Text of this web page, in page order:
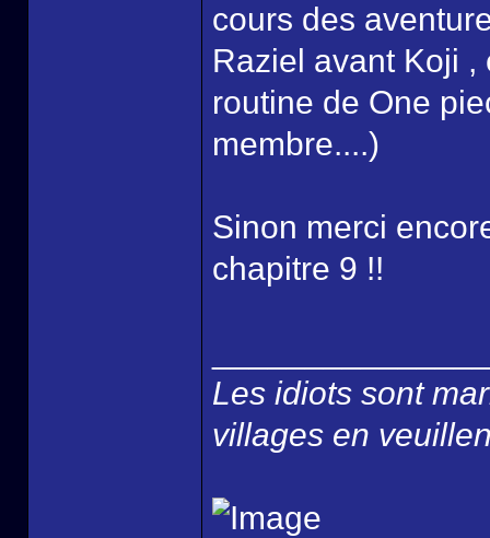
cours des
Raziel avant Koji
routine de One
membre....)
Sinon merci
chapitre 9 !!
Les idiots sont
villages en